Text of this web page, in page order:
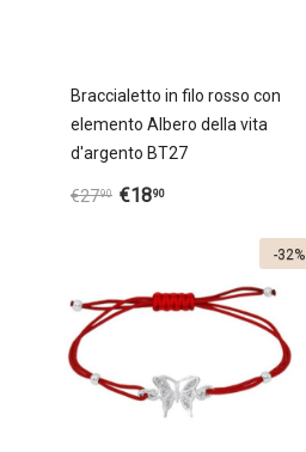
Braccialetto in filo rosso con
elemento Albero della vita
d'argento ВT27
€2790 €1890
-32%